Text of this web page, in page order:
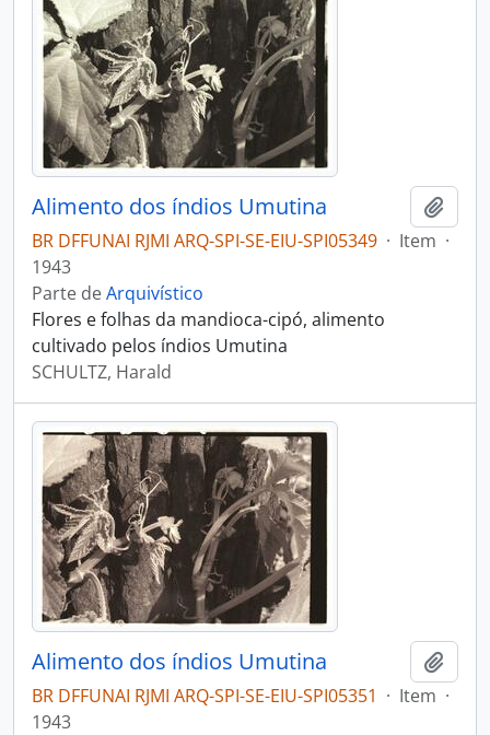
Alimento dos índios Umutina
BR DFFUNAI RJMI ARQ-SPI-SE-EIU-SPI05349 · Item ·
1943
Parte deArquivístico
Flores e folhas da mandioca-cipó, alimento
cultivado pelos índios Umutina
SCHULTZ, Harald
Alimento dos índios Umutina
BR DFFUNAI RJMI ARQ-SPI-SE-EIU-SPI05351 · Item ·
1943